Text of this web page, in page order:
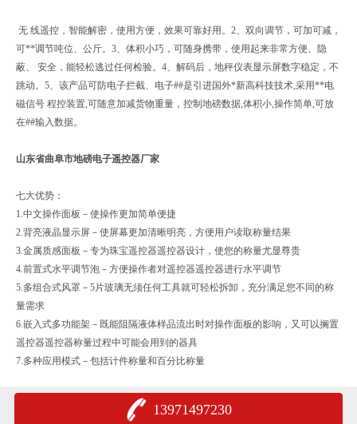
无 线遥控，智能解密，使用方便，效果可靠好用。2、双向调节，可加可减，
可**调节吨位、公斤。3、体积小巧，可随身携带，使用起来非常方便、隐
蔽、 安全，能轻松逃过任何检验。4、解码后，地秤仪表显示屏数字稳定，不
跳动。5、该产品可防电子拦截、电子##是引进国外*新高科技技术,采用**电
磁信号 程控装置,可随意加减货物重量，控制地磅数据,体积小,操作简单,可放
在##输入数据。
山东省曲阜市地磅电子遥控器厂家
七大优势：
1.中文操作面板－使操作更加简单便捷
2.背亮液晶显示屏－使屏幕更加清晰明亮，方便用户读取称量结果
3.金属质感面板－专为珠宝遥控器遥控器设计，使您的称量尤显尊贵
4.前置式水平调节泡－方便操作者对遥控器遥控器进行水平调节
5.多组合式风罩－5片玻璃无须任何工具就可轻松拆卸，充分满足您不同的称
量需求
6.嵌入式多功能架－既能阻隔液体样品流出时对操作面板的影响，又可以搁置
遥控器遥控器称量过程中可能会用到的器具
7.多种应用模式－包括计件称量和百分比称量
13971497230